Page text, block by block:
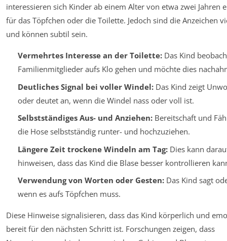
interessieren sich Kinder ab einem Alter von etwa zwei Jahren
für das Töpfchen oder die Toilette. Jedoch sind die Anzeichen
und können subtil sein.
Vermehrtes Interesse an der Toilette:Das Kind
Familienmitglieder aufs Klo gehen und möchte dies
Deutliches Signal bei voller Windel:Das Kind zeigt
oder deutet an, wenn die Windel nass oder voll ist.
Selbstständiges Aus- und Anziehen:Bereitschaft und
die Hose selbstständig runter- und hochzuziehen.
Längere Zeit trockene Windeln am Tag:Dies kann
hinweisen, dass das Kind die Blase besser kontrollieren
Verwendung von Worten oder Gesten:Das Kind sagt
wenn es aufs Töpfchen muss.
Diese Hinweise signalisieren, dass das Kind körperlich und
bereit für den nächsten Schritt ist. Forschungen zeigen, dass